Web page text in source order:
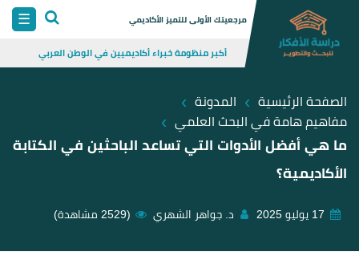
Skip
☰ مرجعيتك الأولى للتميز الأكاديمي
أكبر منظومة خبراء أكاديميين في الوطن العربي
الصفحة الرئيسية › المدونة ›
مفاهيم هامة في البحث العلمي ›
ما هي أفضل الأدوات التي تساعد الباحثين في الكتابة
الأكاديمية؟
د. جواهر الشهري (2529 مشاهدة)